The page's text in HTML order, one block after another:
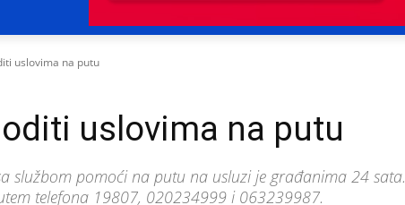
uslovima na putu
uslovima na putu
službom pomoći na putu na usluzi je građanima 24 sata.
telefona 19807, 020234999 i 063239987.